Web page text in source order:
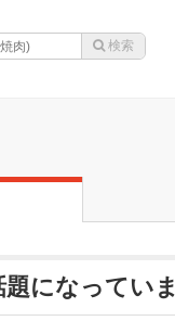
になってい